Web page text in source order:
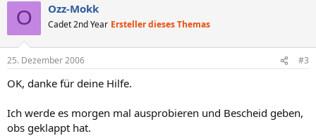
O Ozz-Mokk
Cadet 2nd Year Ersteller dieses Themas
25. Dezember 2006 #3
OK, danke für deine Hilfe.
Ich werde es morgen mal ausprobieren und Bescheid geben,
obs geklappt hat.